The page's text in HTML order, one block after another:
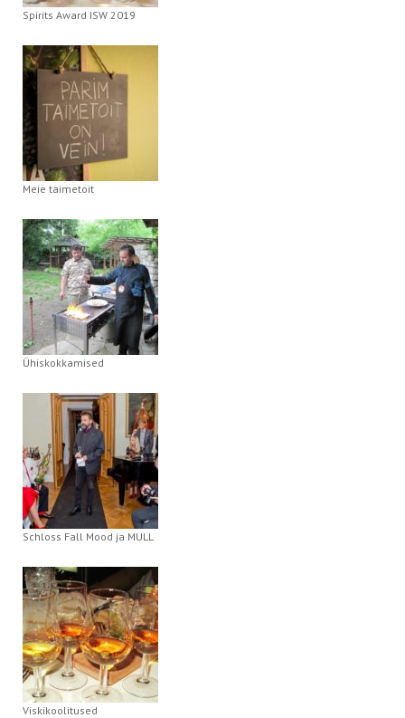
Spirits Award ISW 2019
Meie taimetoit
Ühiskokkamised
Schloss Fall Mood ja MULL
Viskikoolitused